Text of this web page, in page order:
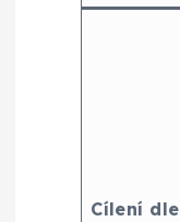
Cílení dle